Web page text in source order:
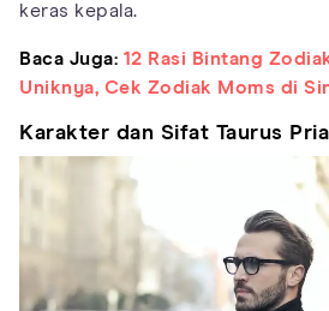
keras kepala.
Baca Juga: 12 Rasi Bintang
Uniknya, Cek Zodiak Moms di
Karakter dan Sifat Taurus Pria